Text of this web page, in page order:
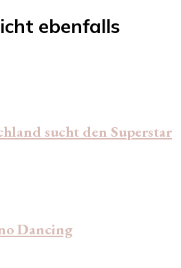
ebenfalls
sucht den Superstar
Dancing